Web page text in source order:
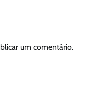
um comentário.